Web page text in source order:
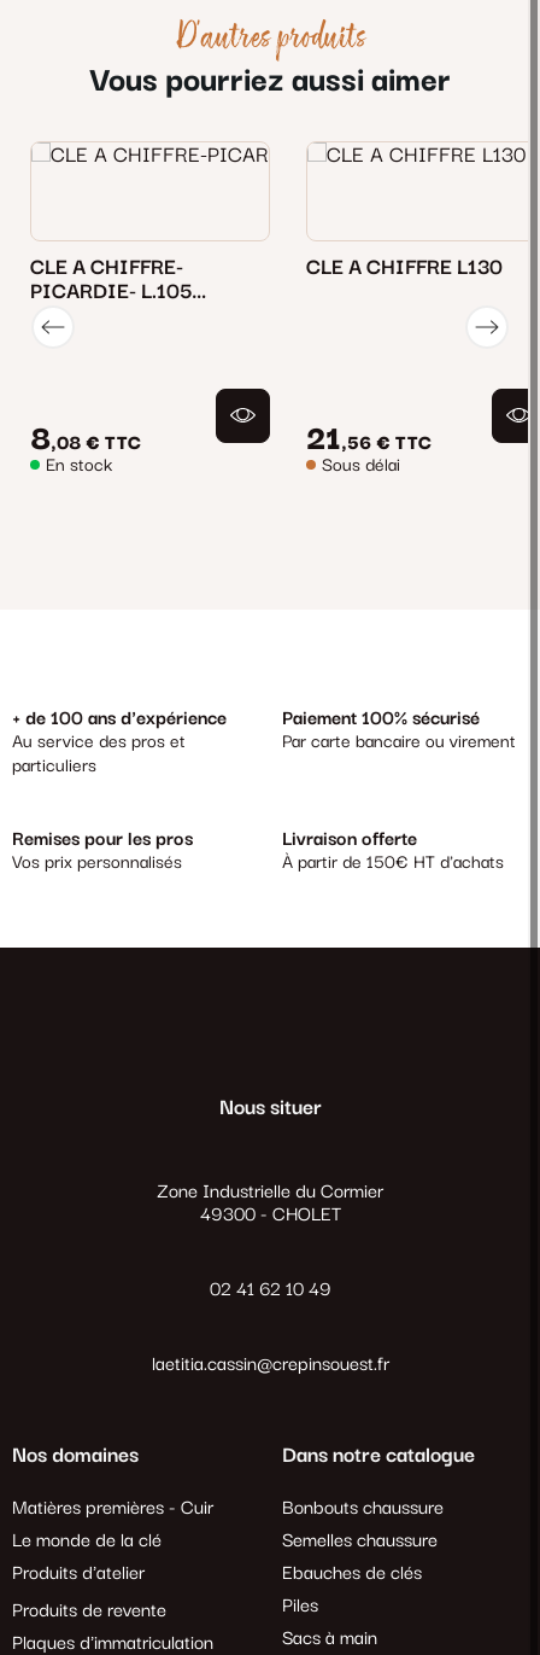
D'autres produits
Vous pourriez aussi aimer
CLE A CHIFFRE-
PICARDIE- L.105
PIC710L22
8,08 € TTC
En stock
CLE A CHIFFRE L130
21,56 € TTC
Sous délai
+ de 100 ans d'expérience
Au service des pros et
particuliers
Paiement 100% sécurisé
Par carte bancaire ou virement
Remises pour les pros
Vos prix personnalisés
Livraison offerte
À partir de 150€ HT d'achats
Nous situer
Zone Industrielle du Cormier
49300 - CHOLET
02 41 62 10 49
laetitia.cassin@crepinsouest.fr
Nos domaines
Matières premières - Cuir
Le monde de la clé
Produits d'atelier
Produits de revente
Plaques d'immatriculation
Dans notre catalogue
Bonbouts chaussure
Semelles chaussure
Ebauches de clés
Piles
Sacs à main